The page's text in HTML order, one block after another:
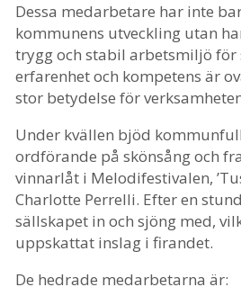
Dessa medarbetare har inte
kommunens utveckling utan
trygg och stabil arbetsmiljö för
erfarenhet och kompetens är
stor betydelse för
Under kvällen bjöd
ordförande på skönsång och
vinnarlåt i Melodifestivalen,
Charlotte Perrelli. Efter en
sällskapet in och sjöng med,
uppskattat inslag i firandet.
De hedrade medarbetarna är: